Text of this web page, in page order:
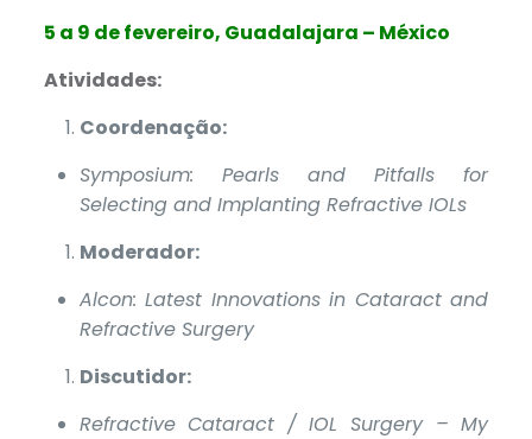
5 a 9 de fevereiro, Guadalajara – México
Atividades:
Coordenação:
Symposium: Pearls and Pitfalls for
Selecting and Implanting Refractive IOLs
Moderador:
Alcon: Latest Innovations in Cataract and
Refractive Surgery
Discutidor:
Refractive Cataract / IOL Surgery – My